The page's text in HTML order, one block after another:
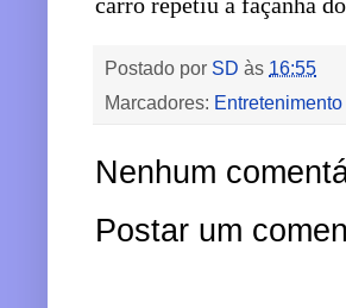
carro repetiu a façanha
Postado por SD às 16:55
Marcadores: Entretenimento
Nenhum
Postar um